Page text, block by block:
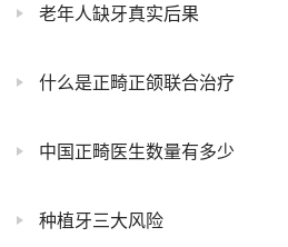
老年人缺牙真实后果
什么是正畸正颌联合治疗
中国正畸医生数量有多少
种植牙三大风险